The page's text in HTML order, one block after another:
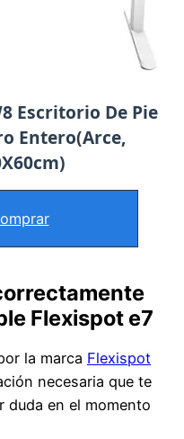
Escritorio De Pie
Entero(Arce,
Flexispot e7
la marca Flexispot
necesaria que te
duda en el momento